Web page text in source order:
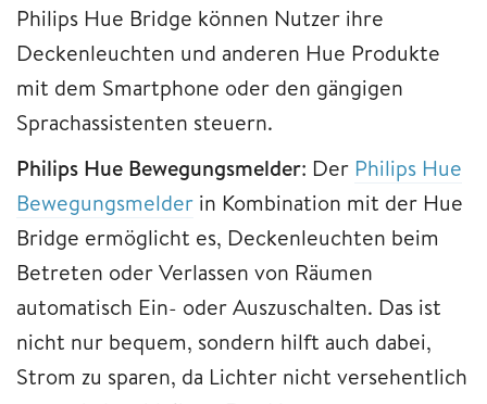
Philips Hue Bridge können Nutzer ihre
Deckenleuchten und anderen Hue Produkte
mit dem Smartphone oder den gängigen
Sprachassistenten steuern.
Philips Hue Bewegungsmelder: Der Philips Hue
Bewegungsmelder in Kombination mit der Hue
Bridge ermöglicht es, Deckenleuchten beim
Betreten oder Verlassen von Räumen
automatisch Ein- oder Auszuschalten. Das ist
nicht nur bequem, sondern hilft auch dabei,
Strom zu sparen, da Lichter nicht versehentlich